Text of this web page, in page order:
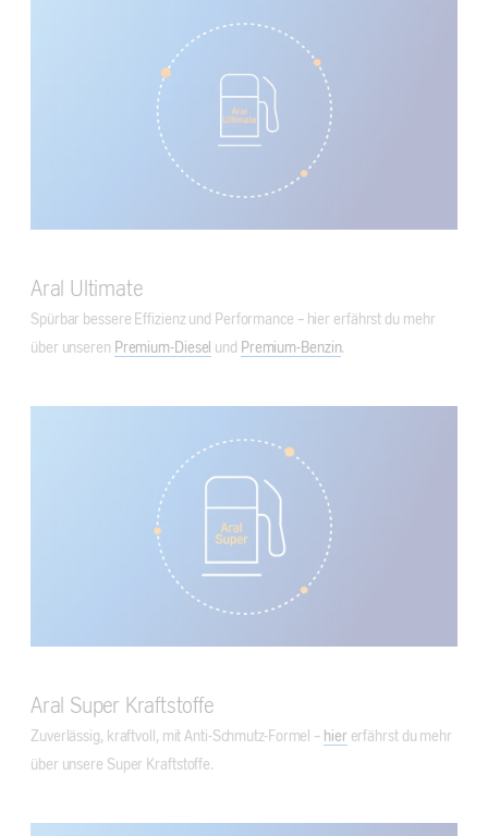
Aral Ultimate
Spürbar bessere Effizienz und Performance – hier erfährst du mehr
über unseren Premium-Diesel und Premium-Benzin.
Aral Super Kraftstoffe
Zuverlässig, kraftvoll, mit Anti-Schmutz-Formel – hiererfährst du mehr
über unsere Super Kraftstoffe.